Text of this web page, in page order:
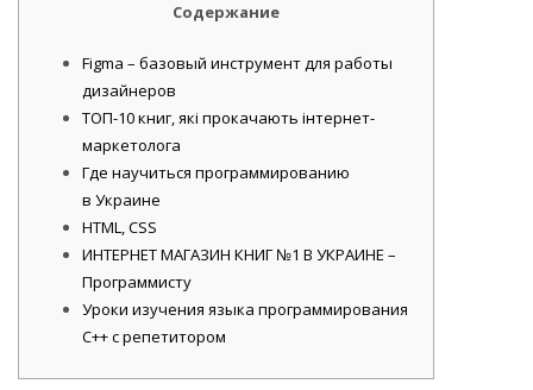
Содержание
Figma – базовый инструмент для работы
дизайнеров
ТОП-10 книг, які прокачають інтернет-
маркетолога
Где научиться программированию
в Украине
HTML, CSS
ИНТЕРНЕТ МАГАЗИН КНИГ №1 В УКРАИНЕ –
Программисту
Уроки изучения языка программирования
C++ с репетитором